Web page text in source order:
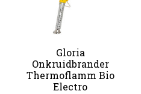
Gloria
Onkruidbrander
Thermoflamm Bio
Electro